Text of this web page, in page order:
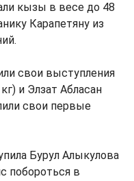
кызы в весе до 48
Карапетяну из
свои выступления
и Элзат Абласан
свои первые
Бурул Алыкулова
побороться в